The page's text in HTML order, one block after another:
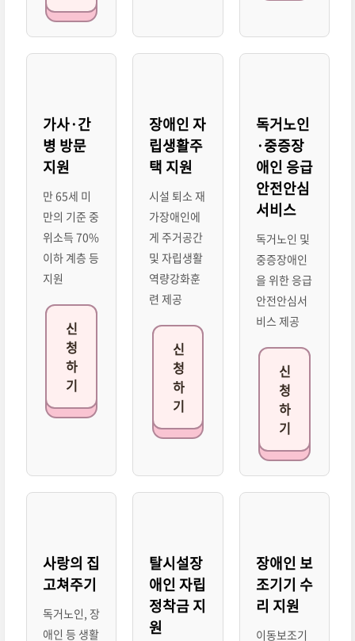
가사·간
병 방문
지원
만 65세 미
만의 기준 중
위소득 70%
이하 계층 등
지원
신
청
하
기
장애인 자
립생활주
택 지원
시설 퇴소 재
가장애인에
게 주거공간
및 자립생활
역량강화훈
련 제공
신
청
하
기
독거노인
·중증장
애인 응급
안전안심
서비스
독거노인 및
중증장애인
을 위한 응급
안전안심서
비스 제공
신
청
하
기
사랑의 집
고쳐주기
독거노인, 장
애인 등 생활
탈시설장
애인 자립
정착금 지
원
장애인 보
조기기 수
리 지원
이동보조기